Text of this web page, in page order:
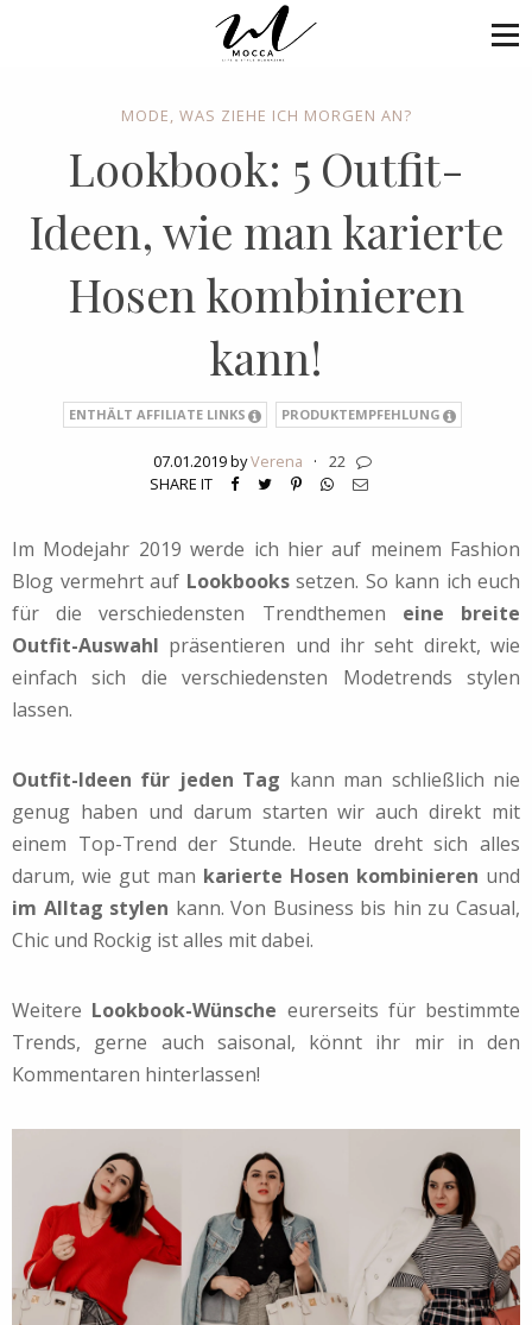
MODE, WAS ZIEHE ICH MORGEN AN?
Lookbook: 5 Outfit-
Ideen, wie man karierte
Hosen kombinieren
kann!
ENTHÄLT AFFILIATE LINKS PRODUKTEMPFEHLUNG
07.01.2019 byVerena ·
22
SHARE IT
Im Modejahr 2019 werde ich hier auf meinem Fashion
Blog vermehrt auf Lookbookssetzen. So kann ich euch
für die verschiedensten Trendthemen eine breite
Outfit-Auswahl präsentieren und ihr seht direkt, wie
einfach sich die verschiedensten Modetrends stylen
lassen.
Outfit-Ideen für jeden Tag kann man schließlich nie
genug haben und darum starten wir auch direkt mit
einem Top-Trend der Stunde. Heute dreht sich alles
darum, wie gut man karierte Hosen kombinieren und
im Alltag stylen kann. Von Business bis hin zu Casual,
Chic und Rockig ist alles mit dabei.
Weitere Lookbook-Wünsche eurerseits für bestimmte
Trends, gerne auch saisonal, könnt ihr mir in den
Kommentaren hinterlassen!